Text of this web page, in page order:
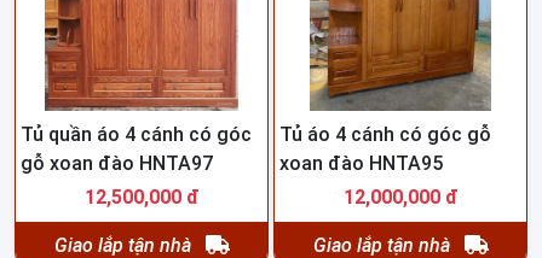
Tủ quần áo 4 cánh có góc
gỗ xoan đào HNTA97
12,500,000 đ
Giao lắp tận nhà
Tủ áo 4 cánh có góc gỗ
xoan đào HNTA95
12,000,000 đ
Giao lắp tận nhà